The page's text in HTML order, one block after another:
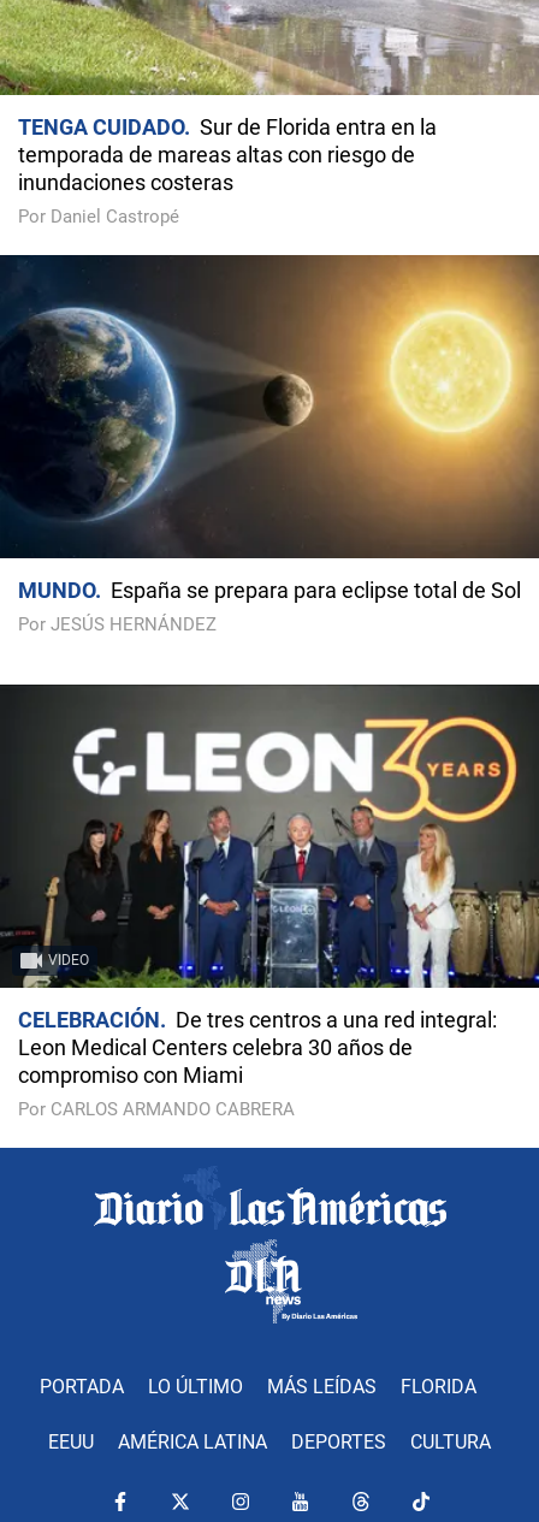
TENGA CUIDADO
Sur de Florida entra en la
temporada de mareas altas con riesgo de
inundaciones costeras
Por Daniel Castropé
MUNDO España se prepara para eclipse total de Sol
Por JESÚS HERNÁNDEZ
VIDEO
CELEBRACIÓN
De tres centros a una red integral:
Leon Medical Centers celebra 30 años de
compromiso con Miami
Por CARLOS ARMANDO CABRERA
PORTADA LO ÚLTIMO MÁS LEÍDAS FLORIDA
EEUU AMÉRICA LATINA DEPORTES CULTURA